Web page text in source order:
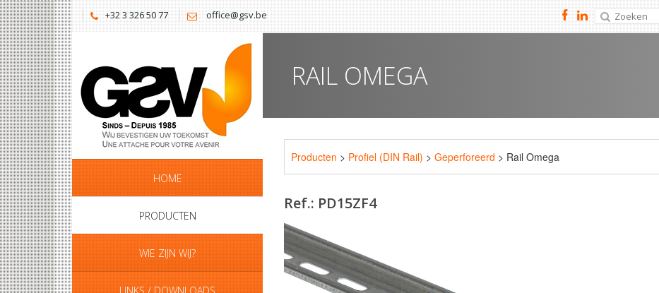
+32 3 326 50 77 office@gsv.be
HOME
PRODUCTEN
WIE ZIJN WIJ?
RAIL OMEGA
Producten > Profiel (DIN Rail) > Geperforeerd > Rail Omega
Ref.: PD15ZF4